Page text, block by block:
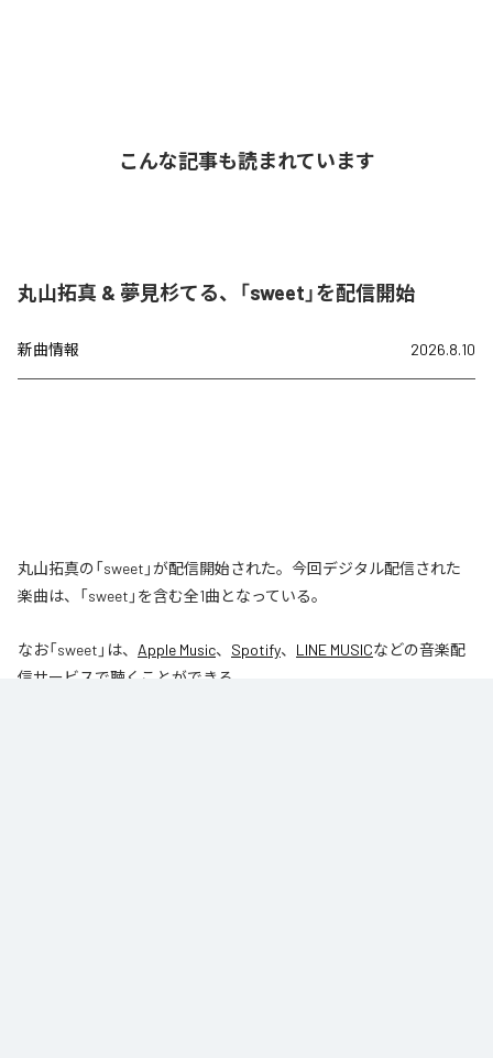
こんな記事も読まれています
丸山拓真 & 夢見杉てる、「sweet」を配信開始
新曲情報 2026.8.10
丸山拓真の「sweet」が配信開始された。今回デジタル配信された
楽曲は、「sweet」を含む全1曲となっている。
なお「sweet 」は、 Apple Music、 Spotify、 LINE MUSICなどの音楽配
信サービスで聴くことができる。